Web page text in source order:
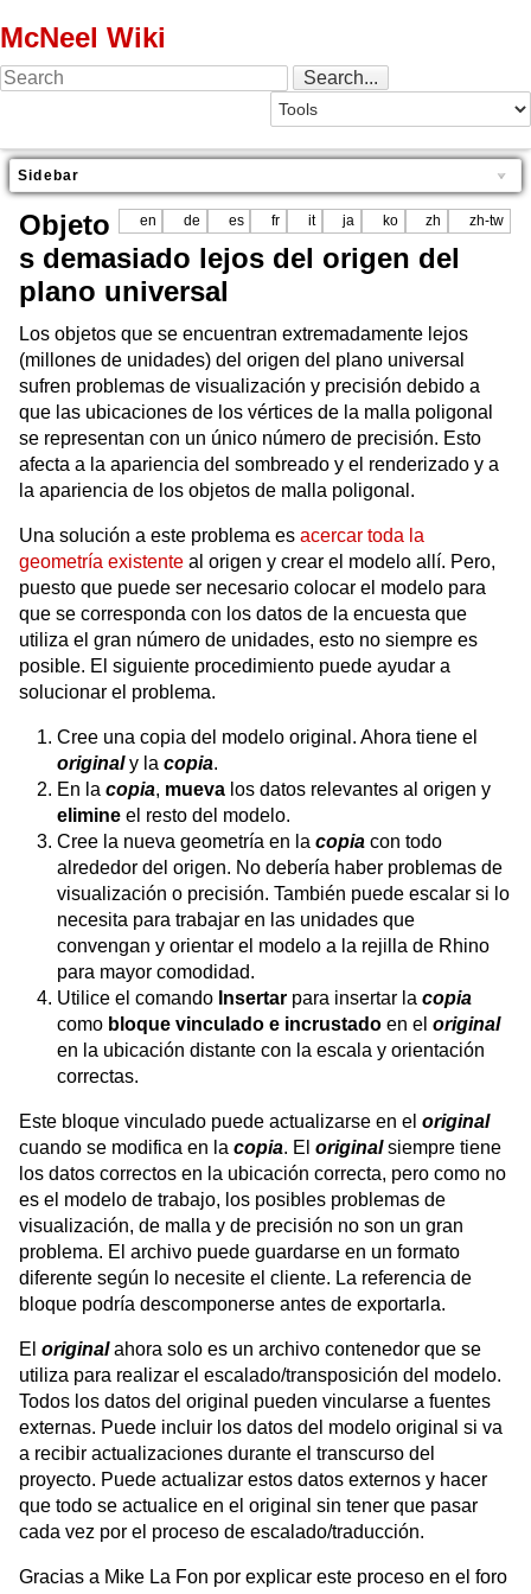
McNeel Wiki
Sidebar
en de es fr it ja ko zh zh-tw
Objeto
s demasiado lejos del origen del
plano universal
Los objetos que se encuentran extremadamente lejos
(millones de unidades) del origen del plano universal
sufren problemas de visualización y precisión debido a
que las ubicaciones de los vértices de la malla poligonal
se representan con un único número de precisión. Esto
afecta a la apariencia del sombreado y el renderizado y a
la apariencia de los objetos de malla poligonal.
Una solución a este problema es acercar toda la
geometría existente al origen y crear el modelo allí. Pero,
puesto que puede ser necesario colocar el modelo para
que se corresponda con los datos de la encuesta que
utiliza el gran número de unidades, esto no siempre es
posible. El siguiente procedimiento puede ayudar a
solucionar el problema.
Cree una copia del modelo original. Ahora tiene el
originaly la copia.
En la copia, mueva los datos relevantes al origen y
elimine el resto del modelo.
Cree la nueva geometría en la copia con todo
alrededor del origen. No debería haber problemas de
visualización o precisión. También puede escalar si lo
necesita para trabajar en las unidades que
convengan y orientar el modelo a la rejilla de Rhino
para mayor comodidad.
Utilice el comando Insertar para insertar la copia
como bloque vinculado e incrustado en el original
en la ubicación distante con la escala y orientación
correctas.
Este bloque vinculado puede actualizarse en el original
cuando se modifica en la copia. El originalsiempre tiene
los datos correctos en la ubicación correcta, pero como no
es el modelo de trabajo, los posibles problemas de
visualización, de malla y de precisión no son un gran
problema. El archivo puede guardarse en un formato
diferente según lo necesite el cliente. La referencia de
bloque podría descomponerse antes de exportarla.
El originalahora solo es un archivo contenedor que se
utiliza para realizar el escalado/transposición del modelo.
Todos los datos del original pueden vincularse a fuentes
externas. Puede incluir los datos del modelo original si va
a recibir actualizaciones durante el transcurso del
proyecto. Puede actualizar estos datos externos y hacer
que todo se actualice en el original sin tener que pasar
cada vez por el proceso de escalado/traducción.
Gracias a Mike La Fon por explicar este proceso en el foro